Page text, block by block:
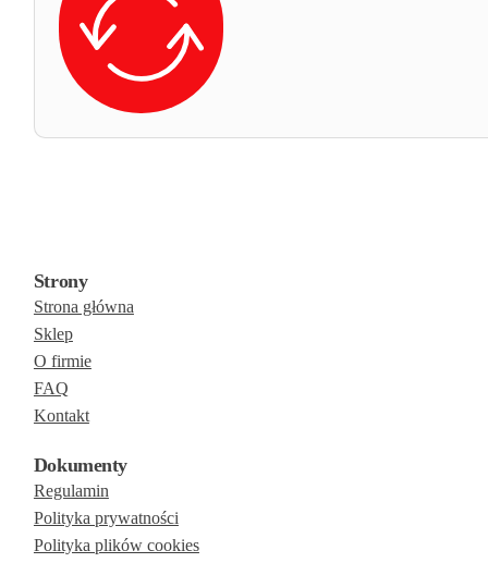
Strony
Strona główna
Sklep
O firmie
FAQ
Kontakt
Dokumenty
Regulamin
Polityka prywatności
Polityka plików cookies